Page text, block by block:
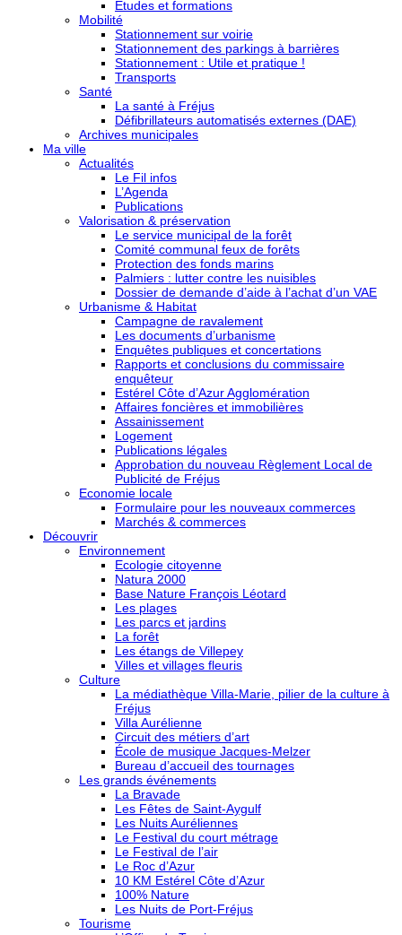
Etudes et formations
Mobilité
Stationnement sur voirie
Stationnement des parkings à barrières
Stationnement : Utile et pratique !
Transports
Santé
La santé à Fréjus
Défibrillateurs automatisés externes (DAE)
Archives municipales
Ma ville
Actualités
Le Fil infos
L’Agenda
Publications
Valorisation & préservation
Le service municipal de la forêt
Comité communal feux de forêts
Protection des fonds marins
Palmiers : lutter contre les nuisibles
Dossier de demande d’aide à l’achat d’un VAE
Urbanisme & Habitat
Campagne de ravalement
Les documents d’urbanisme
Enquêtes publiques et concertations
Rapports et conclusions du commissaire
enquêteur
Estérel Côte d’Azur Agglomération
Affaires foncières et immobilières
Assainissement
Logement
Publications légales
Approbation du nouveau Règlement Local de
Publicité de Fréjus
Economie locale
Formulaire pour les nouveaux commerces
Marchés & commerces
Découvrir
Environnement
Ecologie citoyenne
Natura 2000
Base Nature François Léotard
Les plages
Les parcs et jardins
La forêt
Les étangs de Villepey
Villes et villages fleuris
Culture
La médiathèque Villa-Marie, pilier de la culture à
Fréjus
Villa Aurélienne
Circuit des métiers d’art
École de musique Jacques-Melzer
Bureau d’accueil des tournages
Les grands événements
La Bravade
Les Fêtes de Saint-Aygulf
Les Nuits Auréliennes
Le Festival du court métrage
Le Festival de l’air
Le Roc d’Azur
10 KM Estérel Côte d’Azur
100% Nature
Les Nuits de Port-Fréjus
Tourisme